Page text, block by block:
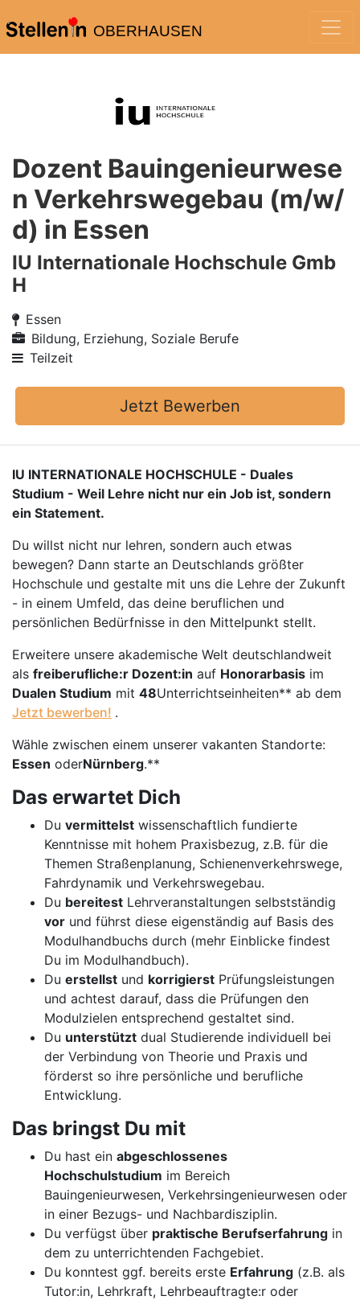
OBERHAUSEN
Dozent Bauingenieurwese
n Verkehrswegebau (m/w/
d) in Essen
IU Internationale Hochschule Gmb
H
Essen
Bildung, Erziehung, Soziale Berufe
Teilzeit
Jetzt Bewerben
IU INTERNATIONALE HOCHSCHULE - Duales
Studium - Weil Lehre nicht nur ein Job ist, sondern
ein Statement.
Du willst nicht nur lehren, sondern auch etwas
bewegen? Dann starte an Deutschlands größter
Hochschule und gestalte mit uns die Lehre der Zukunft
- in einem Umfeld, das deine beruflichen und
persönlichen Bedürfnisse in den Mittelpunkt stellt.
Erweitere unsere akademische Welt deutschlandweit
als freiberufliche:r Dozent:in auf Honorarbasis im
Dualen Studium mit 48Unterrichtseinheiten** ab dem
Jetzt bewerben! .
Wähle zwischen einem unserer vakanten Standorte:
Essen oderNürnberg.**
Das erwartet Dich
Du vermittelst wissenschaftlich fundierte
Kenntnisse mit hohem Praxisbezug, z.B. für die
Themen Straßenplanung, Schienenverkehrswege,
Fahrdynamik und Verkehrswegebau.
Du bereitest Lehrveranstaltungen selbstständig
vor und führst diese eigenständig auf Basis des
Modulhandbuchs durch (mehr Einblicke findest
Du im Modulhandbuch).
Du erstellst und korrigierst Prüfungsleistungen
und achtest darauf, dass die Prüfungen den
Modulzielen entsprechend gestaltet sind.
Du unterstützt dual Studierende individuell bei
der Verbindung von Theorie und Praxis und
förderst so ihre persönliche und berufliche
Entwicklung.
Das bringst Du mit
Du hast ein abgeschlossenes
Hochschulstudium im Bereich
Bauingenieurwesen, Verkehrsingenieurwesen oder
in einer Bezugs- und Nachbardisziplin.
Du verfügst über praktische Berufserfahrung in
dem zu unterrichtenden Fachgebiet.
Du konntest ggf. bereits erste Erfahrung (z.B. als
Tutor:in, Lehrkraft, Lehrbeauftragte:r oder